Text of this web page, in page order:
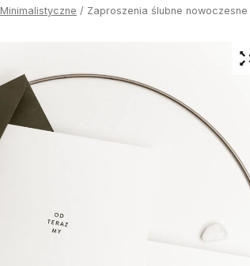
Minimalistyczne / Zaproszenia ślubne nowoczesne